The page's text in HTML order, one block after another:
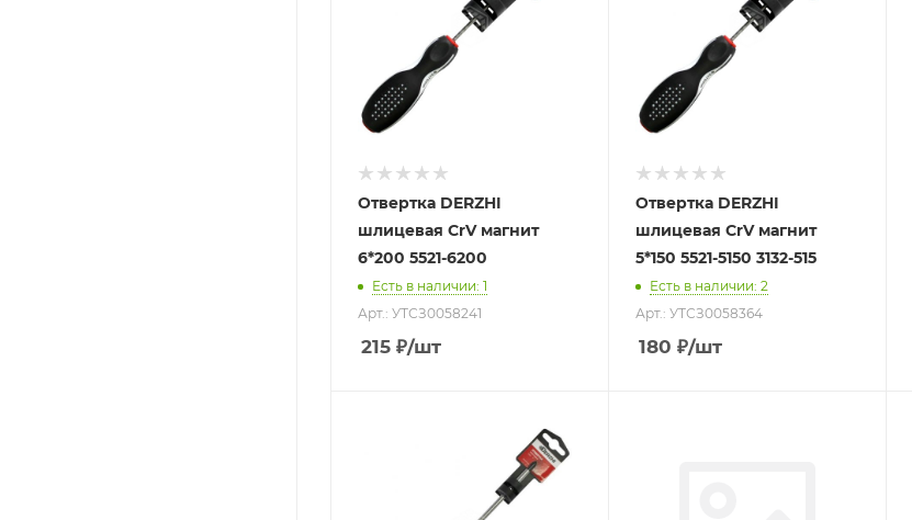
Отвертка DERZHI
шлицевая CrV магнит
6*200 5521-6200
Есть в наличии: 1
Арт.: УТСЗ0058241
215 ₽/шт
Отвертка DERZHI
шлицевая CrV магнит
5*150 5521-5150 3132-515
Есть в наличии: 2
Арт.: УТСЗ0058364
180 ₽/шт